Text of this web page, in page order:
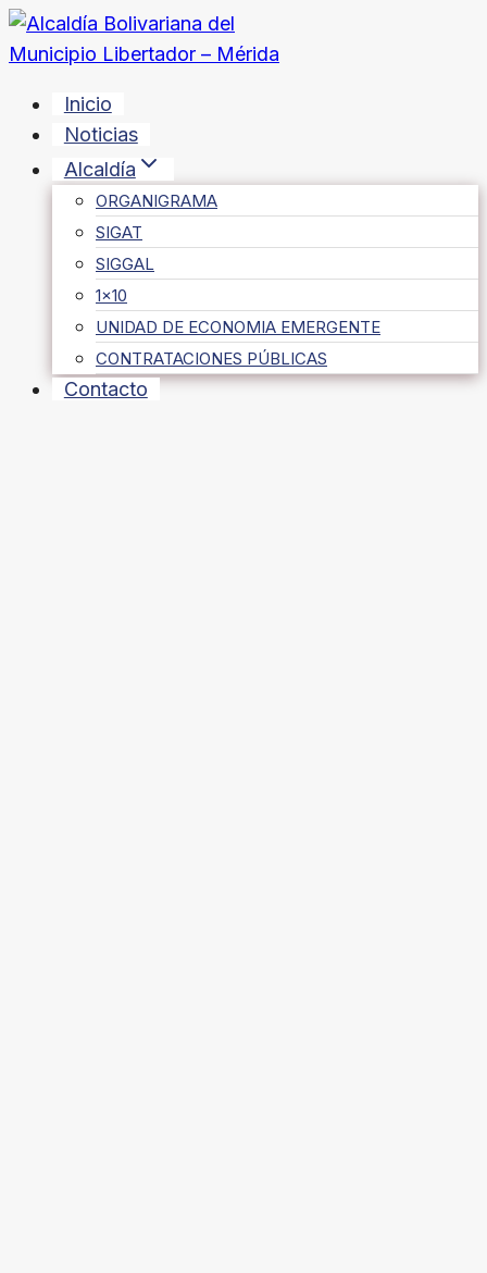
Saltar
al
Inicio
Noticias
Alcaldía
ORGANIGRAMA
SIGAT
SIGGAL
1×10
UNIDAD DE ECONOMIA EMERGENTE
CONTRATACIONES PÚBLICAS
Contacto